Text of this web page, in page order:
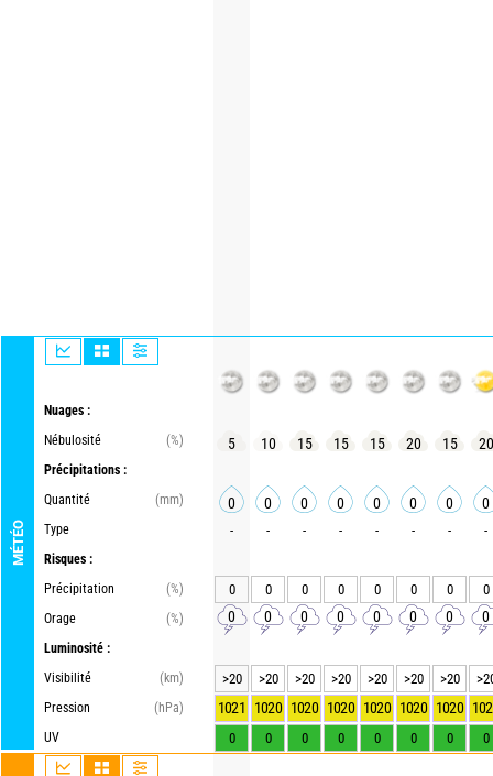
MÉTÉO
Nuages :
Nébulosité
(%)
Précipitations :
Quantité
(mm)
Type
Risques :
Précipitation
(%)
Orage
(%)
Luminosité :
Visibilité
(km)
Pression
(hPa)
UV
5 10 15 15 15 20 15 20
0 0 0 0 0 0 0 0
- - - - - - - -
0 0 0 0 0 0 0 0
0 0 0 0 0 0 0 0
>20 >20 >20 >20 >20 >20 >20
1021 1020 1020 1020 1020 1020 1020
0 0 0 0 0 0 0 0